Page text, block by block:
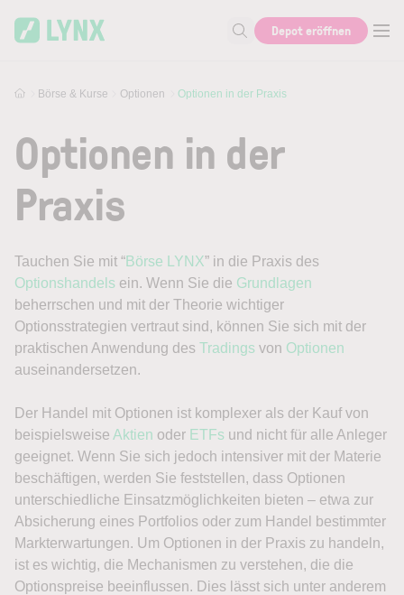
Suche nach Aktie, Autor...
Depot eröffnen
Börse & Kurse Optionen Optionen in der Praxis
Optionen in der
Praxis
Tauchen Sie mit “Börse LYNX” in die Praxis des
Optionshandels ein. Wenn Sie die Grundlagen
beherrschen und mit der Theorie wichtiger
Optionsstrategien vertraut sind, können Sie sich mit der
praktischen Anwendung des Tradings von Optionen
auseinandersetzen.
Der Handel mit Optionen ist komplexer als der Kauf von
beispielsweise Aktien oder ETFs und nicht für alle Anleger
geeignet. Wenn Sie sich jedoch intensiver mit der Materie
beschäftigen, werden Sie feststellen, dass Optionen
unterschiedliche Einsatzmöglichkeiten bieten – etwa zur
Absicherung eines Portfolios oder zum Handel bestimmter
Markterwartungen. Um Optionen in der Praxis zu handeln,
ist es wichtig, die Mechanismen zu verstehen, die die
Optionspreise beeinflussen. Dies lässt sich unter anderem